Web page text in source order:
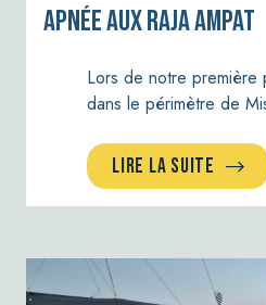
Apnée aux Raja Ampat
Lors de notre première
dans le périmètre de
LIRE LA SUITE